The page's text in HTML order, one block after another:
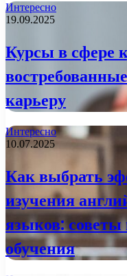
Интересно
19.09.2025
Курсы в сфере
карьеру
Интересно
10.07.2025
Как выбрать
изучения
языков: советы
обучения